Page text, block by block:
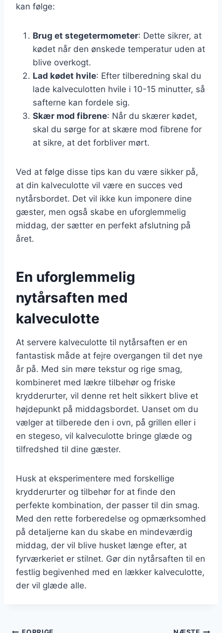
kan følge:
Brug et stegetermometer: Dette sikrer, at
kødet når den ønskede temperatur uden at
blive overkogt.
Lad kødet hvile: Efter tilberedning skal du
lade kalveculotten hvile i 10-15 minutter, så
safterne kan fordele sig.
Skær mod fibrene: Når du skærer kødet,
skal du sørge for at skære mod fibrene for
at sikre, at det forbliver mørt.
Ved at følge disse tips kan du være sikker på,
at din kalveculotte vil være en succes ved
nytårsbordet. Det vil ikke kun imponere dine
gæster, men også skabe en uforglemmelig
middag, der sætter en perfekt afslutning på
året.
En uforglemmelig
nytårsaften med
kalveculotte
At servere kalveculotte til nytårsaften er en
fantastisk måde at fejre overgangen til det nye
år på. Med sin møre tekstur og rige smag,
kombineret med lækre tilbehør og friske
krydderurter, vil denne ret helt sikkert blive et
højdepunkt på middagsbordet. Uanset om du
vælger at tilberede den i ovn, på grillen eller i
en stegeso, vil kalveculotte bringe glæde og
tilfredshed til dine gæster.
Husk at eksperimentere med forskellige
krydderurter og tilbehør for at finde den
perfekte kombination, der passer til din smag.
Med den rette forberedelse og opmærksomhed
på detaljerne kan du skabe en mindeværdig
middag, der vil blive husket længe efter, at
fyrværkeriet er stilnet. Gør din nytårsaften til en
festlig begivenhed med en lækker kalveculotte,
der vil glæde alle.